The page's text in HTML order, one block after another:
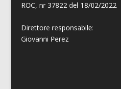
ROC, nr 37822 del 18/02/2022
Direttore responsabile:
Giovanni Perez